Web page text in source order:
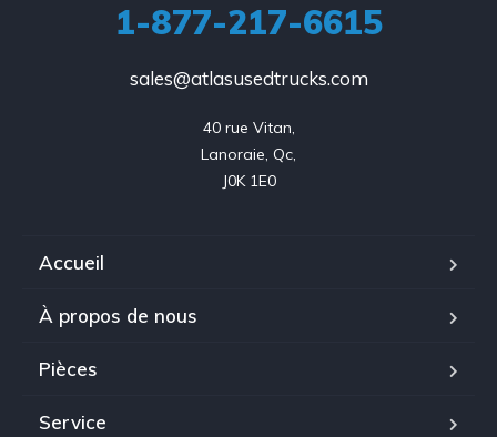
1-877-217-6615
sales@atlasusedtrucks.com
40 rue Vitan,
Lanoraie, Qc,
J0K 1E0
Accueil
À propos de nous
Pièces
Service